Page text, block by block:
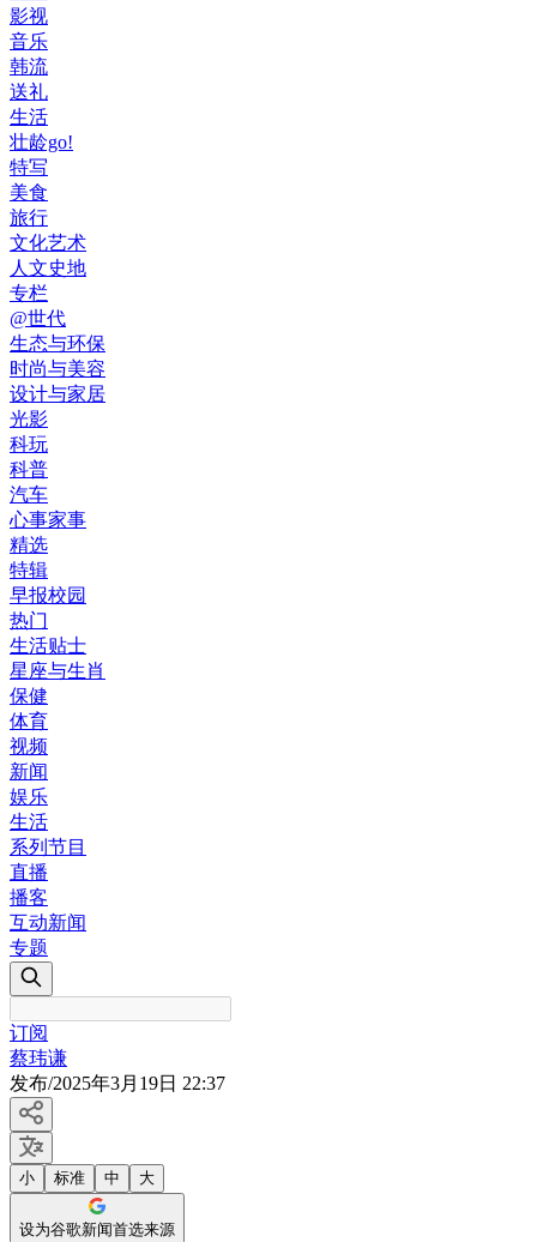
影视
音乐
韩流
送礼
生活
壮龄go!
特写
美食
旅行
文化艺术
人文史地
专栏
@世代
生态与环保
时尚与美容
设计与家居
光影
科玩
科普
汽车
心事家事
精选
特辑
早报校园
热门
生活贴士
星座与生肖
保健
体育
视频
新闻
娱乐
生活
系列节目
直播
播客
互动新闻
专题
订阅
蔡玮谦
发布/2025年3月19日 22:37
小 标准 中 大
设为谷歌新闻首选来源